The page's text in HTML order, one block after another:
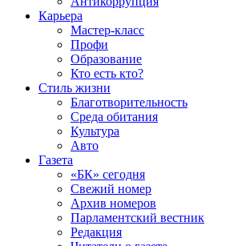
Карьера
Мастер-класс
Профи
Образование
Кто есть кто?
Стиль жизни
Благотворительность
Среда обитания
Культура
Авто
Газета
«БК» сегодня
Свежий номер
Архив номеров
Парламентский вестник
Редакция